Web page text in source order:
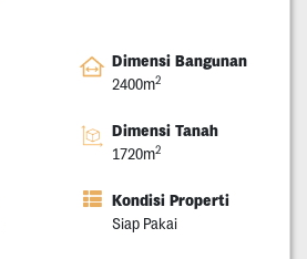
Dimensi Bangunan
2400m2
Dimensi Tanah
1720m2
Kondisi Properti
Siap Pakai